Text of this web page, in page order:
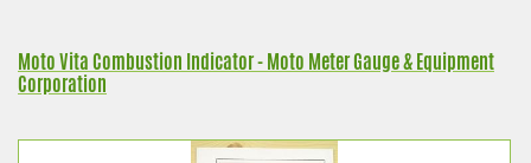
Moto Vita Combustion Indicator - Moto Meter Gauge & Equipment
Corporation